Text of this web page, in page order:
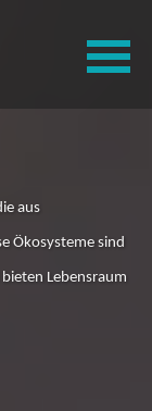
aus
Ökosysteme sind
Lebensraum